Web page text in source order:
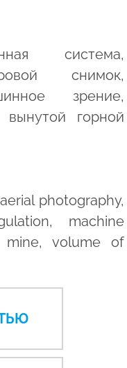
система,
снимок,
зрение,
вынутой горной
photography,
machine
mine, volume of